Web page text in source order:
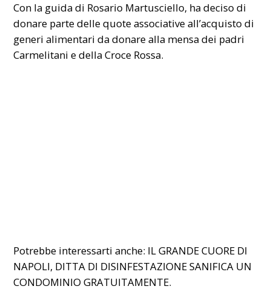
Con la guida di Rosario Martusciello, ha deciso di
donare parte delle quote associative all’acquisto di
generi alimentari da donare alla mensa dei padri
Carmelitani e della Croce Rossa.
Potrebbe interessarti anche: IL GRANDE CUORE DI
NAPOLI, DITTA DI DISINFESTAZIONE SANIFICA UN
CONDOMINIO GRATUITAMENTE.